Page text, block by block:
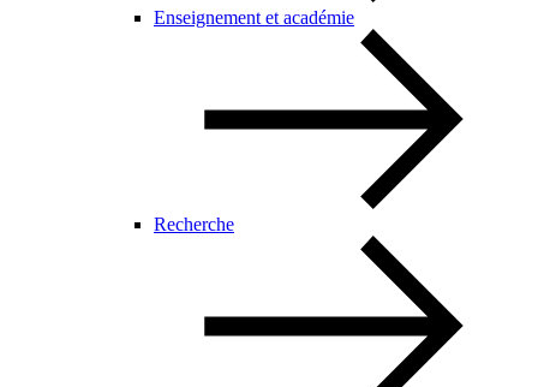
Enseignement et académie
Recherche